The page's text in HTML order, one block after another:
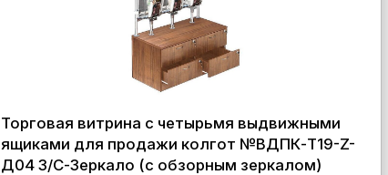
Торговая витрина с четырьмя выдвижными
ящиками для продажи колгот №ВДПК-Т19-Z-
Д04 З/С-Зеркало (с обзорным зеркалом)